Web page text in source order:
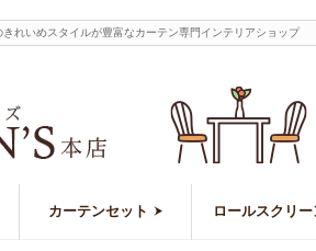
れいめスタイルが豊富なカーテン専門インテリアショップ
カーテンセット ロールスクリー